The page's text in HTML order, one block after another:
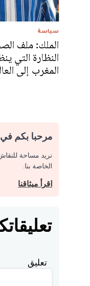
سياسة
الملك: ملف
النظارة التي
المغرب إلى
مرحبا بكم في
نريد مساحة
الخاصة بنا.
اقرأ ميثاقنا
تعليق